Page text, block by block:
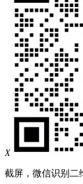
X
截屏，微信识别二